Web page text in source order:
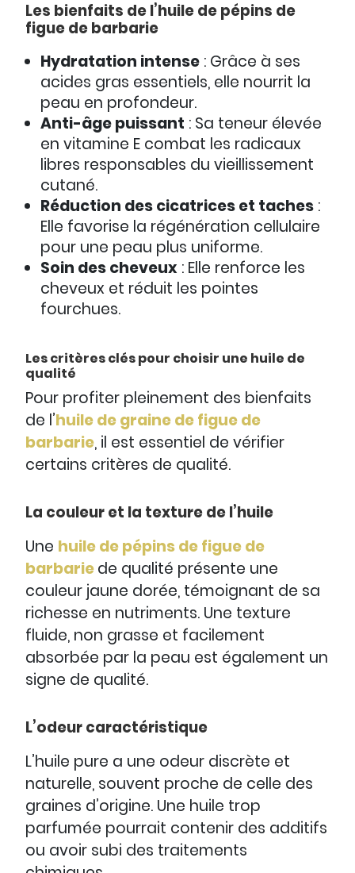
Les bienfaits de l’huile de pépins de
figue de barbarie
Hydratation intense : Grâce à ses
acides gras essentiels, elle nourrit la
peau en profondeur.
Anti-âge puissant : Sa teneur élevée
en vitamine E combat les radicaux
libres responsables du vieillissement
cutané.
Réduction des cicatrices et taches :
Elle favorise la régénération cellulaire
pour une peau plus uniforme.
Soin des cheveux : Elle renforce les
cheveux et réduit les pointes
fourchues.
Les critères clés pour choisir une huile de
qualité
Pour profiter pleinement des bienfaits
de l’huile de graine de figue de
barbarie, il est essentiel de vérifier
certains critères de qualité.
La couleur et la texture de l’huile
Une huile de pépins de figue de
barbariede qualité présente une
couleur jaune dorée, témoignant de sa
richesse en nutriments. Une texture
fluide, non grasse et facilement
absorbée par la peau est également un
signe de qualité.
L’odeur caractéristique
L’huile pure a une odeur discrète et
naturelle, souvent proche de celle des
graines d’origine. Une huile trop
parfumée pourrait contenir des additifs
ou avoir subi des traitements